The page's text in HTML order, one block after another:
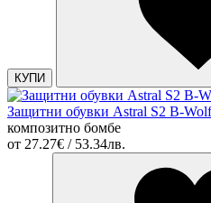
КУПИ
Защитни обувки Astral S2 B-
композитно бомбе
от 27.27€ / 53.34лв.